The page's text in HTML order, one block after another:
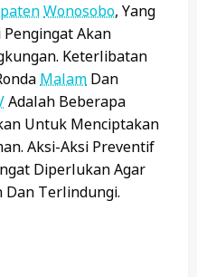
Wonosobo, Yang
Akan
Keterlibatan
Malam Dan
Adalah Beberapa
Untuk Menciptakan
Aksi-Aksi Preventif
Diperlukan Agar
Dan Terlindungi.